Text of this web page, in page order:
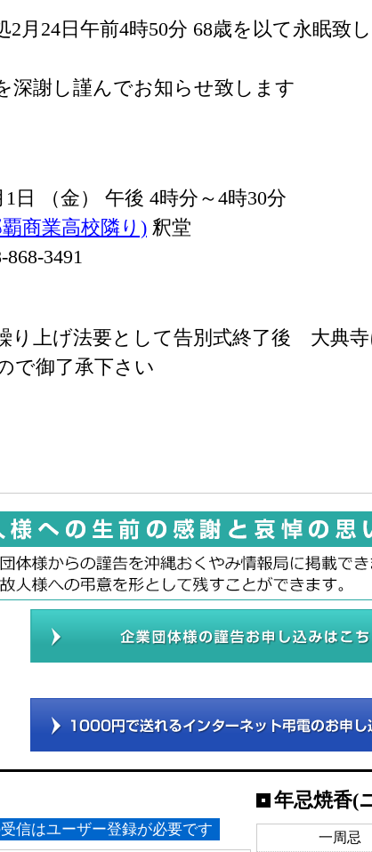
2月24日午前4時50分 68歳を以て永眠致
深謝し謹んでお知らせ致します
1日 （金） 午後 4時分～4時30分
商業高校隣り) 釈堂
868-3491
り上げ法要として告別式終了後 大典
で御了承下さい
信はユーザー登録が必要です
年忌焼香(
一周忌